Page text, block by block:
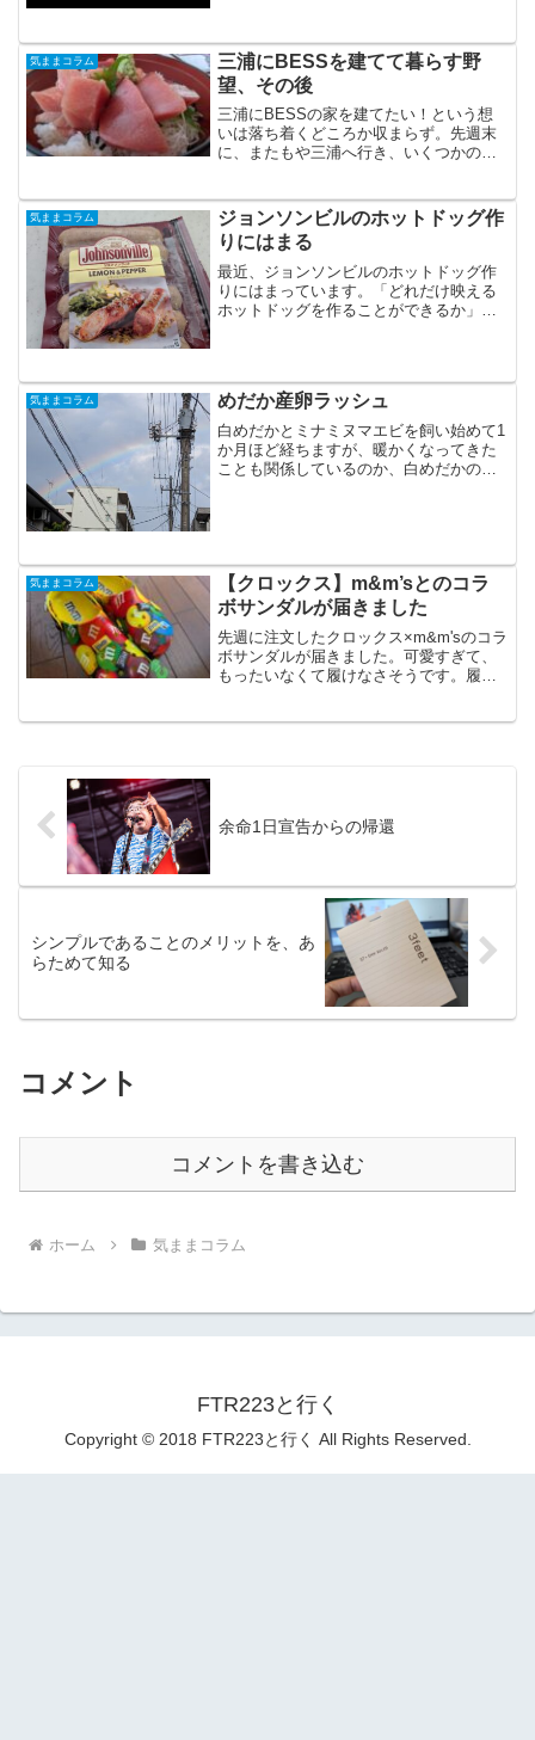
気ままコラム
三浦にBESSを建てて暮らす野
望、その後
三浦にBESSの家を建てたい！という想
いは落ち着くどころか収まらず。先週末
に、またもや三浦へ行き、いくつかの土
こうの方に三浦の海をみることができる
土地が気に入って。ちょ...
気ままコラム
ジョンソンビルのホットドッグ作
りにはまる
最近、ジョンソンビルのホットドッグ作
りにはまっています。「どれだけ映える
ホットドッグを作ることができるか」を
さらにガスバーナーで表面...
気ままコラム めだか産卵ラッシュ
白めだかとミナミヌマエビを飼い始めて1
か月ほど経ちますが、暖かくなってきた
ことも関係しているのか、白めだかの産
気ままコラム
【クロックス】m&m’sとのコラ
ボサンダルが届きました
先週に注文したクロックス×m&m'sのコラ
ボサンダルが届きました。可愛すぎて、
もったいなくて履けなさそうです。履き
余命1日宣告からの帰還
シンプルであることのメリットを、あ
らためて知る
コメント
コメントを書き込む
ホーム 気ままコラム
FTR223と行く
Copyright © 2018 FTR223と行く All Rights Reserved.